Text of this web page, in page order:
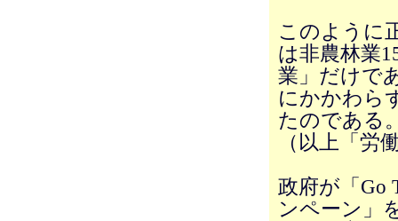
このように
は非農林業
業」だけで
にかかわら
たのである
（以上「労
政府が「Go
ンペーン」